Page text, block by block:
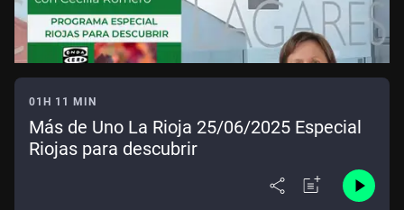
01H 11 MIN
Más de Uno La Rioja 25/06/2025 Especial
Riojas para descubrir